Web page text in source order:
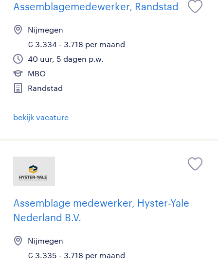
Assemblagemedewerker, Randstad
Nijmegen
€ 3.334 - 3.718 per maand
40 uur, 5 dagen p.w.
MBO
Randstad
bekijk vacature
Assemblage medewerker, Hyster-Yale
Nederland B.V.
Nijmegen
€ 3.335 - 3.718 per maand